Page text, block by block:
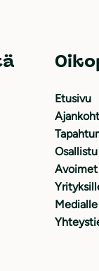
Etusivu
Medialle